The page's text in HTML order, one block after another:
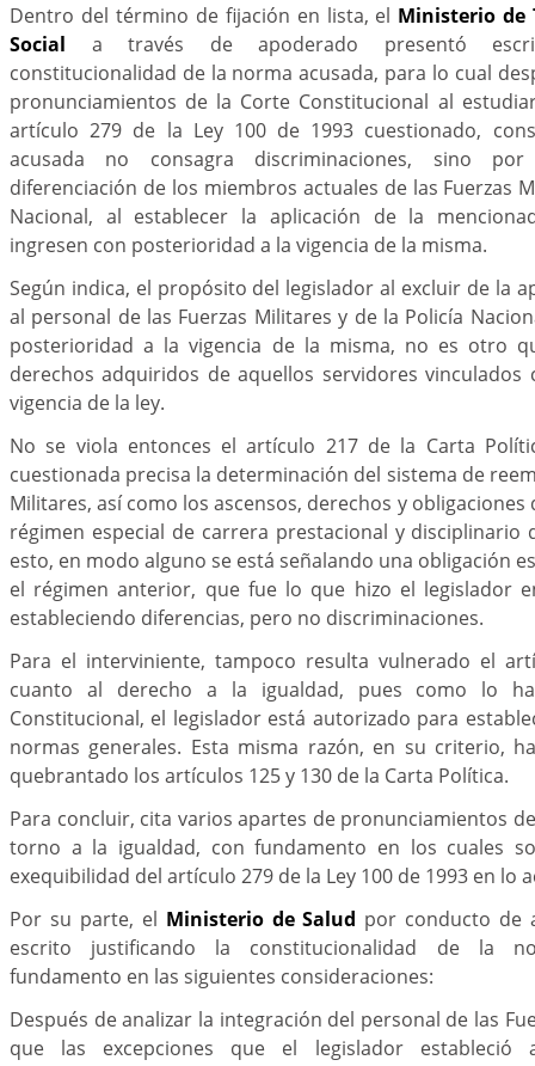
Dentro del término de fijación en lista, el Ministerio de
Social a través de apoderado presentó
constitucionalidad de la norma acusada, para lo cual
pronunciamientos de la Corte Constitucional al
artículo 279 de la Ley 100 de 1993 cuestionado,
acusada no consagra discriminaciones, sino
diferenciación de los miembros actuales de las Fuerzas
Nacional, al establecer la aplicación de la
ingresen con posterioridad a la vigencia de la misma.
Según indica, el propósito del legislador al excluir de la
al personal de las Fuerzas Militares y de la Policía
posterioridad a la vigencia de la misma, no es otro
derechos adquiridos de aquellos servidores
vigencia de la ley.
No se viola entonces el artículo 217 de la Carta
cuestionada precisa la determinación del sistema de
Militares, así como los ascensos, derechos y obligaciones
régimen especial de carrera prestacional y disciplinario
esto, en modo alguno se está señalando una obligación
el régimen anterior, que fue lo que hizo el legislador
estableciendo diferencias, pero no discriminaciones.
Para el interviniente, tampoco resulta vulnerado el
cuanto al derecho a la igualdad, pues como lo
Constitucional, el legislador está autorizado para
normas generales. Esta misma razón, en su criterio,
quebrantado los artículos 125 y 130 de la Carta Política.
Para concluir, cita varios apartes de pronunciamientos
torno a la igualdad, con fundamento en los cuales
exequibilidad del artículo 279 de la Ley 100 de 1993 en lo
Por su parte, el Ministerio de Salud por conducto de
escrito justificando la constitucionalidad de la
fundamento en las siguientes consideraciones:
Después de analizar la integración del personal de las
que las excepciones que el legislador estableció